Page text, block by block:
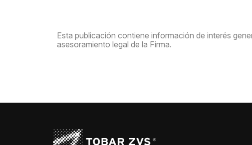
Esta publicación contiene información de interés
asesoramiento legal de la Firma.